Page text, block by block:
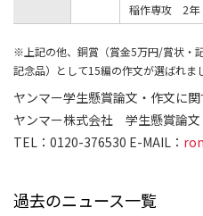
稲作専攻 2年
※上記の他、銅賞（賞金5万円/賞状・
記念品）として15編の作文が選ばれま
ヤンマー学生懸賞論文・作文に
ヤンマー株式会社 学生懸賞論文
TEL：0120-376530 E-MAIL：
過去のニュース一覧